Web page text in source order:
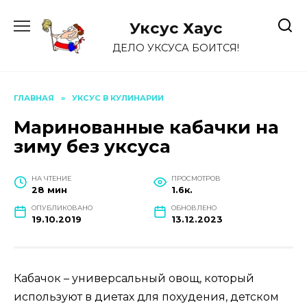
содержанию
Уксус Хауc
ДЕЛО УКСУСА БОИТСЯ!
ГЛАВНАЯ » УКСУС В КУЛИНАРИИ
Маринованные кабачки на
зиму без уксуса
НА ЧТЕНИЕ
28 мин
ПРОСМОТРОВ
1.6к.
ОПУБЛИКОВАНО
19.10.2019
ОБНОВЛЕНО
13.12.2023
Кабачок – универсальный овощ, который
используют в диетах для похудения, детском